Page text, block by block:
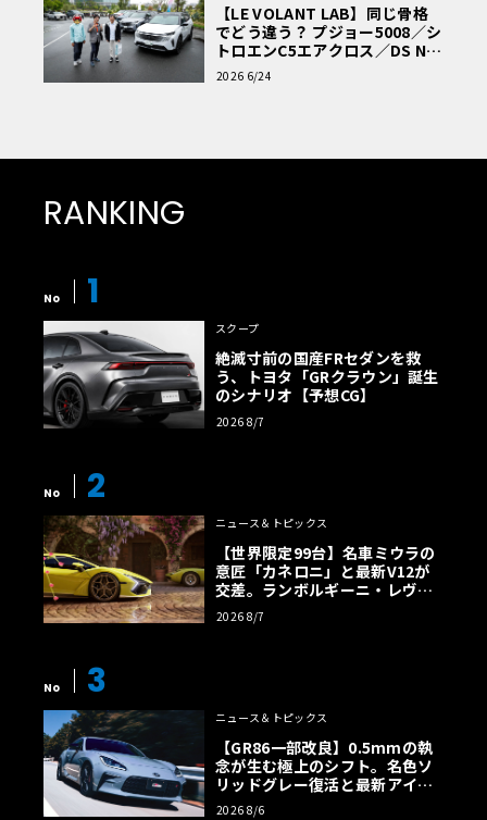
【LE VOLANT LAB】同じ骨格
でどう違う？ プジョー5008／シ
トロエンC5エアクロス／DS Nº4
読者一気乗りレポート
2026 6/24
RANKING
No 1
スクープ
絶滅寸前の国産FRセダンを救
う、トヨタ「GRクラウン」誕生
のシナリオ【予想CG】
2026 8/7
No 2
ニュース＆トピックス
【世界限定99台】名車ミウラの
意匠「カネロニ」と最新V12が
交差。ランボルギーニ・レヴエ
ルトに60周年記念車が登場
2026 8/7
No 3
ニュース＆トピックス
【GR86一部改良】0.5mmの執
念が生む極上のシフト。名色ソ
リッドグレー復活と最新アイサ
イトでFRの極みへ
2026 8/6